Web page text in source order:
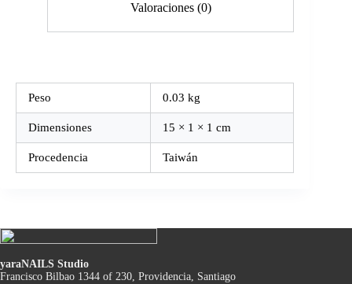
Valoraciones (0)
Peso 0.03 kg
Dimensiones 15 × 1 × 1 cm
Procedencia Taiwán
yaraNAILS Studio
Francisco Bilbao 1344 of 230, Providencia, Santiago